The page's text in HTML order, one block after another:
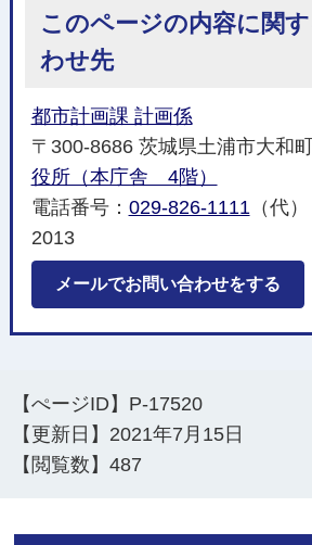
このページの内容に関
わせ先
都市計画課 計画係
〒300-8686 茨城県土浦市大和
役所（本庁舎 4階）
電話番号： 029-826-1111 （代
2013
メールでお問い合わせをする
【ぺージID】 P-17520
【更新日】 2021年7月15日
【閲覧数】487